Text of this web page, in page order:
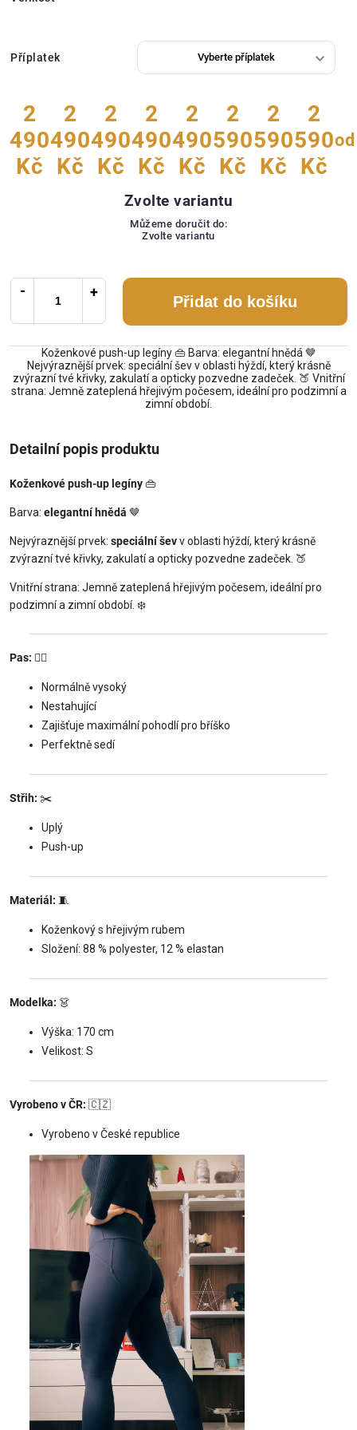
Příplatek
2
490
Kč
2
490
Kč
2
490
Kč
2
490
Kč
2
490
Kč
2
590
Kč
2
590
Kč
2
590
Kč
od
Zvolte variantu
Můžeme doručit do:
Zvolte variantu
Přidat do košíku
Koženkové push-up legíny 👜 Barva: elegantní hnědá 🤎
Nejvýraznější prvek: speciální šev v oblasti hýždí, který krásně
zvýrazní tvé křivky, zakulatí a opticky pozvedne zadeček. 🍑 Vnitřní
strana: Jemně zateplená hřejivým počesem, ideální pro podzimní a
zimní období.
Detailní popis produktu
Koženkové push-up legíny👜
Barva: elegantní hnědá 🤎
Nejvýraznější prvek: speciální ševv oblasti hýždí, který krásně
zvýrazní tvé křivky, zakulatí a opticky pozvedne zadeček. 🍑
Vnitřní strana: Jemně zateplená hřejivým počesem, ideální pro
podzimní a zimní období. ❄️
Pas: 🧘‍♀️
Normálně vysoký
Nestahující
Zajišťuje maximální pohodlí pro bříško
Perfektně sedí
Střih: ✂️
Uplý
Push-up
Materiál: 🧵
Koženkový s hřejivým rubem
Složení: 88 % polyester, 12 % elastan
Modelka: 👗
Výška: 170 cm
Velikost: S
Vyrobeno v ČR: 🇨🇿
Vyrobeno v České republice